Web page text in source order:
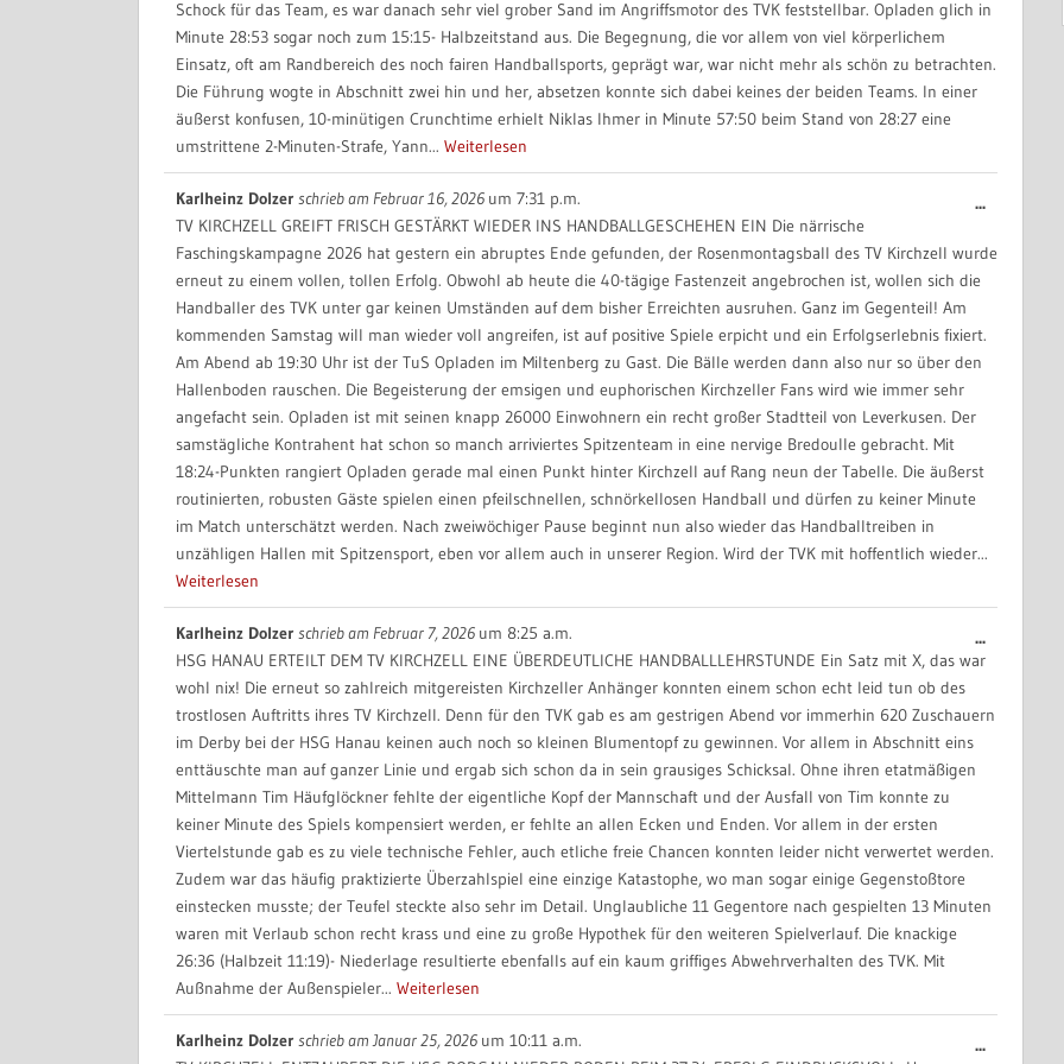
Schock für das Team, es war danach sehr viel grober Sand im Angriffsmotor des TVK feststellbar. Opladen glich in
Minute 28:53 sogar noch zum 15:15- Halbzeitstand aus. Die Begegnung, die vor allem von viel körperlichem
Einsatz, oft am Randbereich des noch fairen Handballsports, geprägt war, war nicht mehr als schön zu betrachten.
Die Führung wogte in Abschnitt zwei hin und her, absetzen konnte sich dabei keines der beiden Teams. In einer
äußerst konfusen, 10-minütigen Crunchtime erhielt Niklas Ihmer in Minute 57:50 beim Stand von 28:27 eine
umstrittene 2-Minuten-Strafe, Yann... Weiterlesen
Karlheinz Dolzer schrieb am Februar 16, 2026 um 7:31 p.m.
TV KIRCHZELL GREIFT FRISCH GESTÄRKT WIEDER INS HANDBALLGESCHEHEN EIN Die närrische
Faschingskampagne 2026 hat gestern ein abruptes Ende gefunden, der Rosenmontagsball des TV Kirchzell wurde
erneut zu einem vollen, tollen Erfolg. Obwohl ab heute die 40-tägige Fastenzeit angebrochen ist, wollen sich die
Handballer des TVK unter gar keinen Umständen auf dem bisher Erreichten ausruhen. Ganz im Gegenteil! Am
kommenden Samstag will man wieder voll angreifen, ist auf positive Spiele erpicht und ein Erfolgserlebnis fixiert.
Am Abend ab 19:30 Uhr ist der TuS Opladen im Miltenberg zu Gast. Die Bälle werden dann also nur so über den
Hallenboden rauschen. Die Begeisterung der emsigen und euphorischen Kirchzeller Fans wird wie immer sehr
angefacht sein. Opladen ist mit seinen knapp 26000 Einwohnern ein recht großer Stadtteil von Leverkusen. Der
samstägliche Kontrahent hat schon so manch arriviertes Spitzenteam in eine nervige Bredoulle gebracht. Mit
18:24-Punkten rangiert Opladen gerade mal einen Punkt hinter Kirchzell auf Rang neun der Tabelle. Die äußerst
routinierten, robusten Gäste spielen einen pfeilschnellen, schnörkellosen Handball und dürfen zu keiner Minute
im Match unterschätzt werden. Nach zweiwöchiger Pause beginnt nun also wieder das Handballtreiben in
unzähligen Hallen mit Spitzensport, eben vor allem auch in unserer Region. Wird der TVK mit hoffentlich wieder...
Weiterlesen
...Diese
ein-/
Karlheinz Dolzer schrieb am Februar 7, 2026 um 8:25 a.m.
HSG HANAU ERTEILT DEM TV KIRCHZELL EINE ÜBERDEUTLICHE HANDBALLLEHRSTUNDE Ein Satz mit X, das war
wohl nix! Die erneut so zahlreich mitgereisten Kirchzeller Anhänger konnten einem schon echt leid tun ob des
trostlosen Auftritts ihres TV Kirchzell. Denn für den TVK gab es am gestrigen Abend vor immerhin 620 Zuschauern
im Derby bei der HSG Hanau keinen auch noch so kleinen Blumentopf zu gewinnen. Vor allem in Abschnitt eins
enttäuschte man auf ganzer Linie und ergab sich schon da in sein grausiges Schicksal. Ohne ihren etatmäßigen
Mittelmann Tim Häufglöckner fehlte der eigentliche Kopf der Mannschaft und der Ausfall von Tim konnte zu
keiner Minute des Spiels kompensiert werden, er fehlte an allen Ecken und Enden. Vor allem in der ersten
Viertelstunde gab es zu viele technische Fehler, auch etliche freie Chancen konnten leider nicht verwertet werden.
Zudem war das häufig praktizierte Überzahlspiel eine einzige Katastophe, wo man sogar einige Gegenstoßtore
einstecken musste; der Teufel steckte also sehr im Detail. Unglaubliche 11 Gegentore nach gespielten 13 Minuten
waren mit Verlaub schon recht krass und eine zu große Hypothek für den weiteren Spielverlauf. Die knackige
26:36 (Halbzeit 11:19)- Niederlage resultierte ebenfalls auf ein kaum griffiges Abwehrverhalten des TVK. Mit
Außnahme der Außenspieler... Weiterlesen
...Diese
Karlheinz Dolzer schrieb amJanuar 25, 2026 um 10:11 a.m.
...Diese